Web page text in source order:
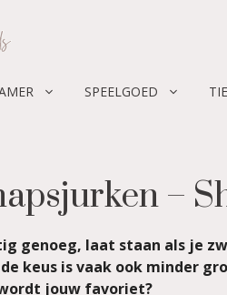
SPEELGOED
–
genoeg, laat staan als je
keus is vaak ook minder
jouw favoriet?